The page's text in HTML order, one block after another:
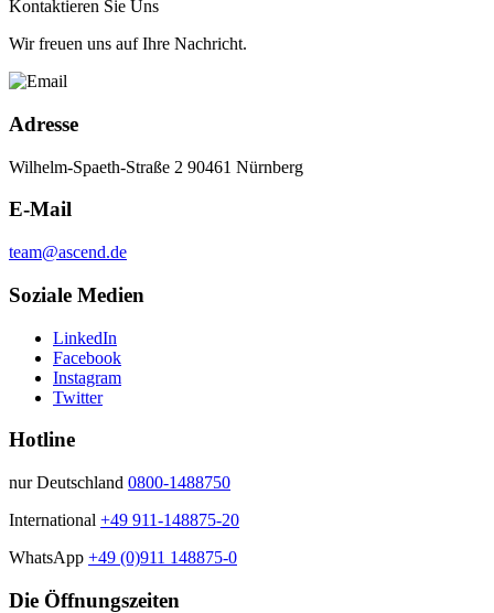
Kon­tak­tie­ren Sie Uns
Wir freuen uns auf Ihre Nachricht.
Adresse
Wilhelm-Spaeth-Straße 2 90461 Nürnberg
E-Mail
team@ascend.de
Soziale Medien
LinkedIn
Facebook
Instagram
Twitter
Hotline
nur Deutschland 0800-1488750
International +49 911-148875-20
WhatsApp +49 (0)911 148875-0
Die Öffnungszeiten